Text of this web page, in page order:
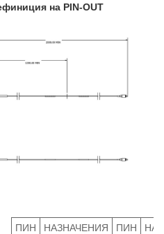
на PIN-OUT
ПИН НАЗНАЧЕНИЯ ПИН